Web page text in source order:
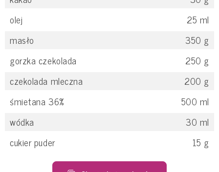
olej
25 ml
masło
350 g
gorzka czekolada
250 g
czekolada mleczna
200 g
śmietana 36%
500 ml
wódka
30 ml
cukier puder
15 g